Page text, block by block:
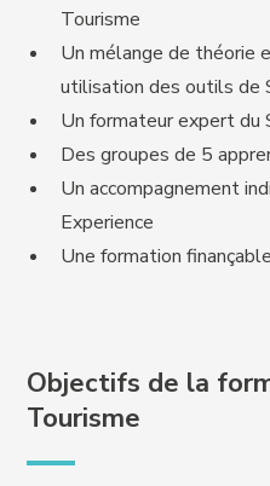
Tourisme
Un mélange de théorie
utilisation des outils de
Un formateur expert du
Des groupes de 5
Un accompagnement
Experience
Une formation
Objectifs de la
Tourisme